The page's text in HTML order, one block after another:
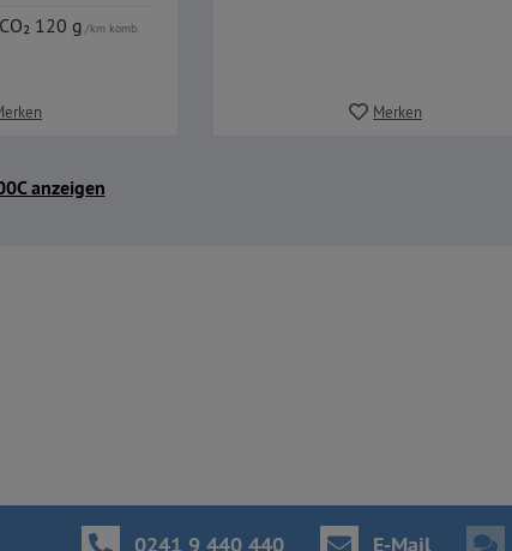
CO₂ 120 g/km komb.
Merken
anzeigen
0241 9 440 440 E-Mail